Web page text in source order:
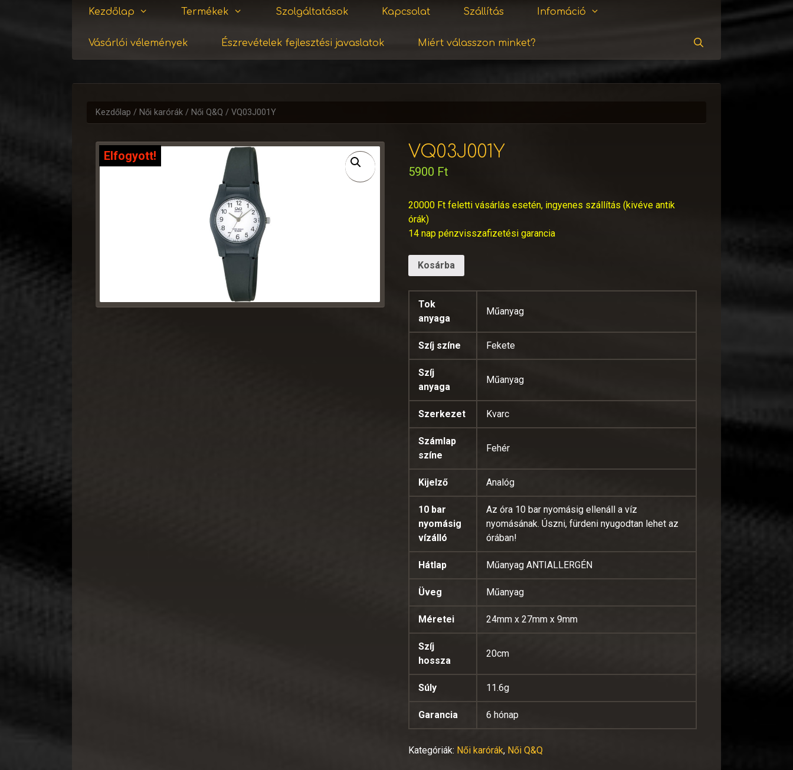
Kezdőlap Termékek Szolgáltatások Kapcsolat Szállítás Infomáció
Vásárlói vélemények Észrevételek fejlesztési javaslatok Miért válasszon minket?
Kezdőlap / Női karórák / Női Q&Q / VQ03J001Y
Elfogyott! VQ03J001Y
5900 Ft
20000 Ft feletti vásárlás esetén, ingyenes szállítás (kivéve antik
órák)
14 nap pénzvisszafizetési garancia
Kosárba
Tok
anyaga
Műanyag
Szíj színe Fekete
Szíj
anyaga
Műanyag
Szerkezet Kvarc
Számlap
színe
Fehér
Kijelző Analóg
10 bar
nyomásig
vízálló
Az óra 10 bar nyomásig ellenáll a víz
nyomásának. Úszni, fürdeni nyugodtan lehet az
órában!
Hátlap Műanyag ANTIALLERGÉN
Üveg Műanyag
Méretei 24mm x 27mm x 9mm
Szíj
hossza
20cm
Súly 11.6g
Garancia 6 hónap
Kategóriák: Női karórák, Női Q&Q